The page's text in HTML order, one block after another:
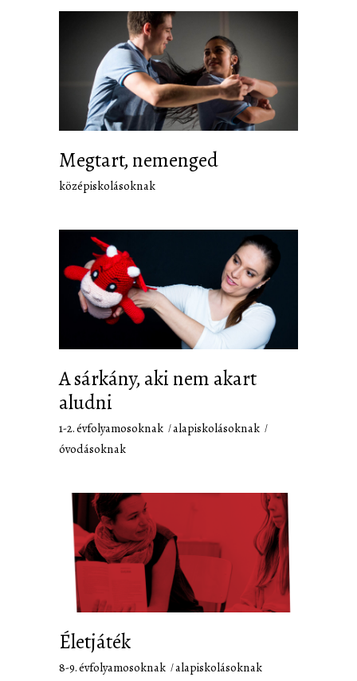
Megtart, nemenged
középiskolásoknak
A sárkány, aki nem akart
aludni
1-2. évfolyamosoknak alapiskolásoknak
óvodásoknak
Életjáték
8-9. évfolyamosoknak alapiskolásoknak